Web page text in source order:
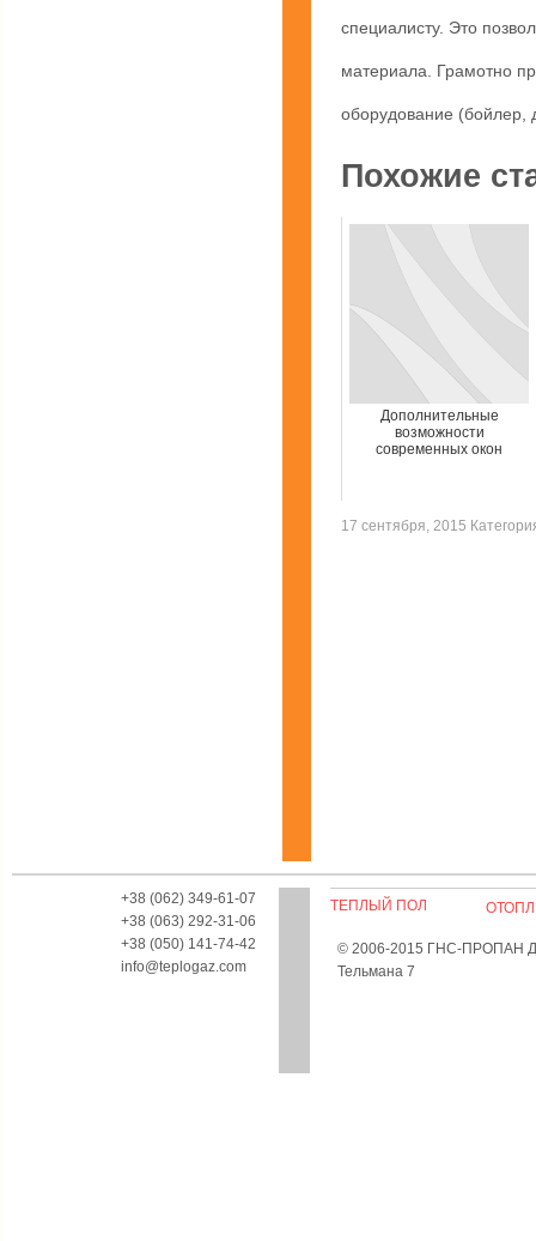
специалисту. Это
материала. Грамотно
оборудование (бойлер,
Похожие
Дополнительные
возможности
современных окон
17 сентября, 2015
+38 (062) 349-61-07
+38 (063) 292-31-06
+38 (050) 141-74-42
info@teplogaz.com
ТЕПЛЫЙ ПОЛ
© 2006-2015 ГНС-ПРОПАН
Тельмана 7